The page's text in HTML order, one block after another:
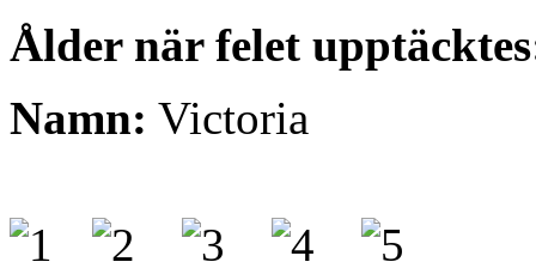
Ålder när felet
Namn: Victoria